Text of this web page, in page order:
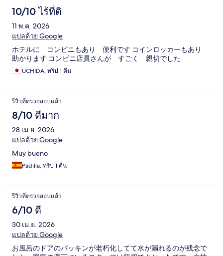
10/10 ไร้ที่ติ
11 พ.ค. 2026
แปลด้วย Google
ホテルに コンビニもあり 便利です コインロッカーもあり
助かります コンビニ店員さんが すごく 親切でした
UCHIDA, ทริป 1 คืน
รีวิวที่ตรวจสอบแล้ว
8/10 ดีมาก
28 เม.ย. 2026
แปลด้วย Google
Muy bueno
Padilla, ทริป 1 คืน
รีวิวที่ตรวจสอบแล้ว
6/10 ดี
30 เม.ย. 2026
แปลด้วย Google
お風呂のドアのパッキンが老朽化してて水が漏れるのが残念で